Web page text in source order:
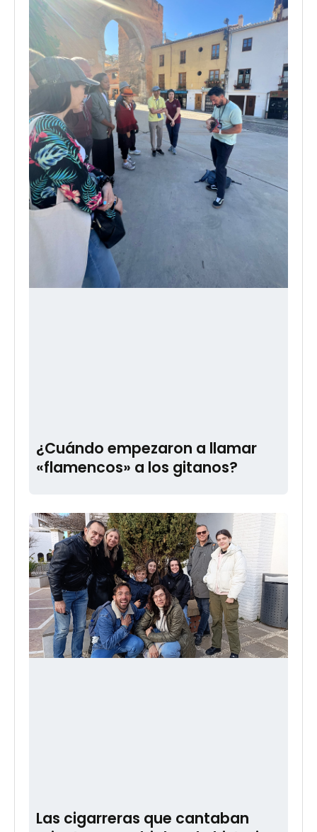
¿Cuándo empezaron a llamar
«flamencos» a los gitanos?
Las cigarreras que cantaban